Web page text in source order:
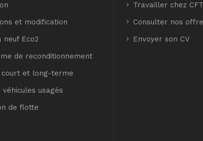
et modification
neuf Eco2
de reconditionnement
court et long-terme
usagés
de flotte
Travailler chez CFT
Consulter nos
Envoyer son CV